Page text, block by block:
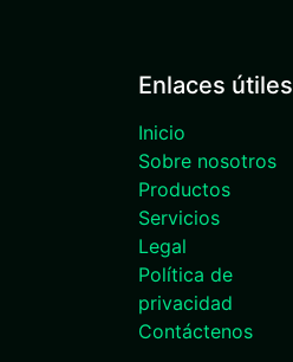
Enlaces útiles
Inicio
Sobre nosotros
Productos
Servicios
Legal
Política de
privacidad
Contáctenos